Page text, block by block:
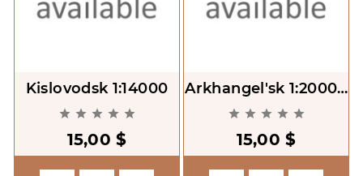
Kislovodsk 1:14000
    
15,00 $
Arkhangel'sk 1:20000
Karty Gorodov Rosii
    
15,00 $